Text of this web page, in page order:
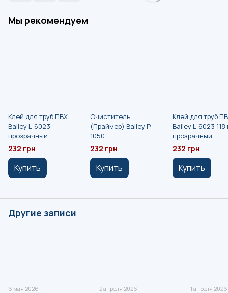
Мы рекомендуем
Клей для труб ПВХ
Bailey L-6023
прозрачный
232 грн
Купить
Очиститель
(Праймер) Bailey P-
1050
232 грн
Купить
Клей для труб
Bailey L-6023 118
прозрачный
232 грн
Купить
Другие записи
6 мая 2026 2 апреля 2026 1 апреля 2026